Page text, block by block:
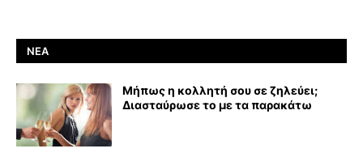
ΝΈΑ
Μήπως η κολλητή σου σε ζηλεύει;
Διασταύρωσε το με τα παρακάτω